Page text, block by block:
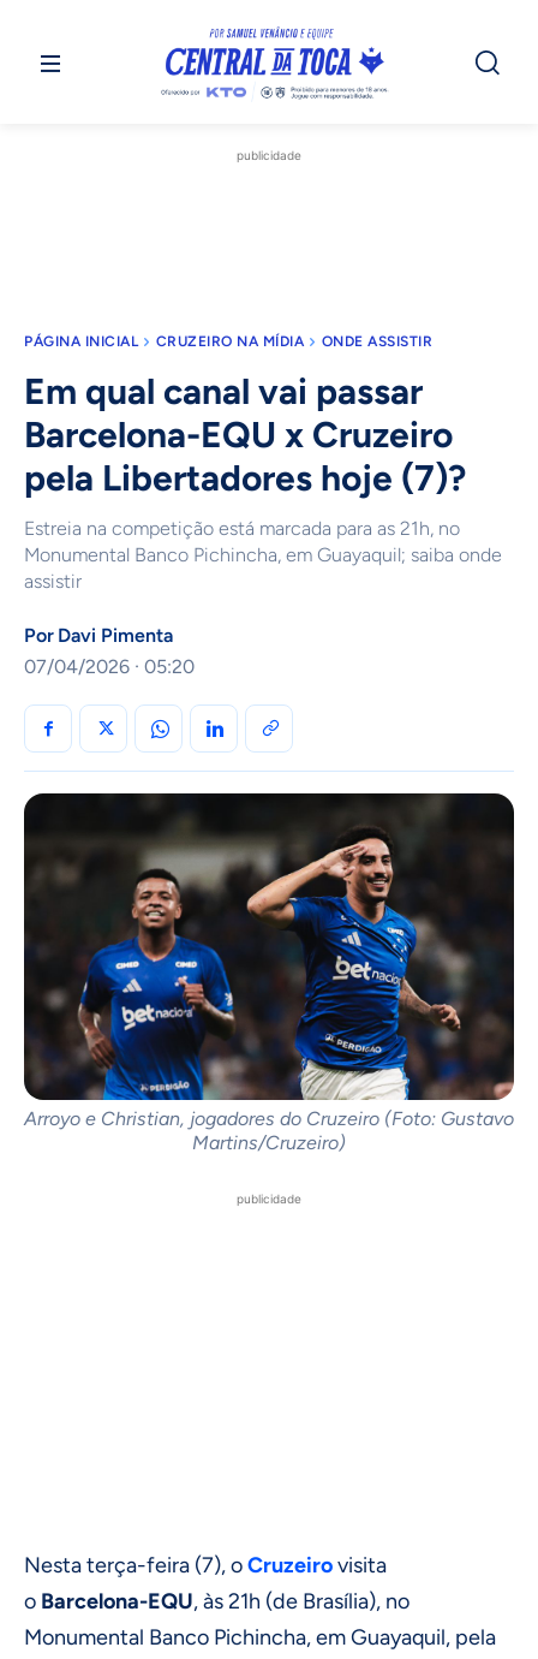
publicidade
PÁGINA INICIAL CRUZEIRO NA MÍDIA ONDE ASSISTIR
Em qual canal vai passar
Barcelona-EQU x Cruzeiro
pela Libertadores hoje (7)?
Estreia na competição está marcada para as 21h, no
Monumental Banco Pichincha, em Guayaquil; saiba onde
assistir
Por Davi Pimenta
07/04/2026 · 05:20
Arroyo e Christian, jogadores do Cruzeiro (Foto: Gustavo
Martins/Cruzeiro)
publicidade
Nesta terça-feira (7), oCruzeirovisita
o Barcelona-EQU, às 21h (de Brasília), no
Monumental Banco Pichincha, em Guayaquil, pela